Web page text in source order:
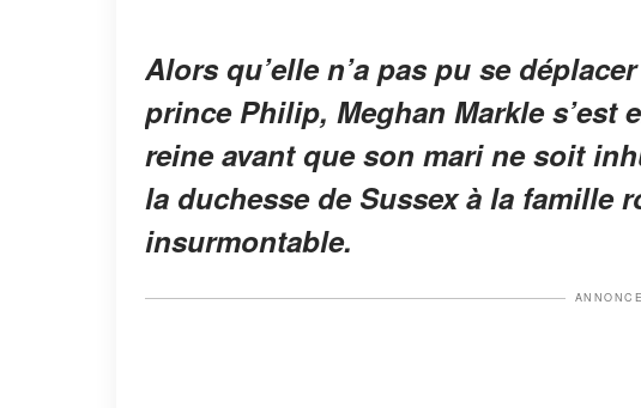
Alors qu’elle n’a pas pu se
prince Philip, Meghan Markle s’est
reine avant que son mari ne soit
la duchesse de Sussex à la famille
insurmontable.